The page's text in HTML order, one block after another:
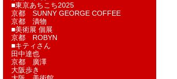
■東京あちこち2025
京都 SUNNY GEORGE COFFEE
京都 漬物
■美術展 個展
京都 ROBYN
■キティさん
田中達也
京都 廣澤
大阪歩き